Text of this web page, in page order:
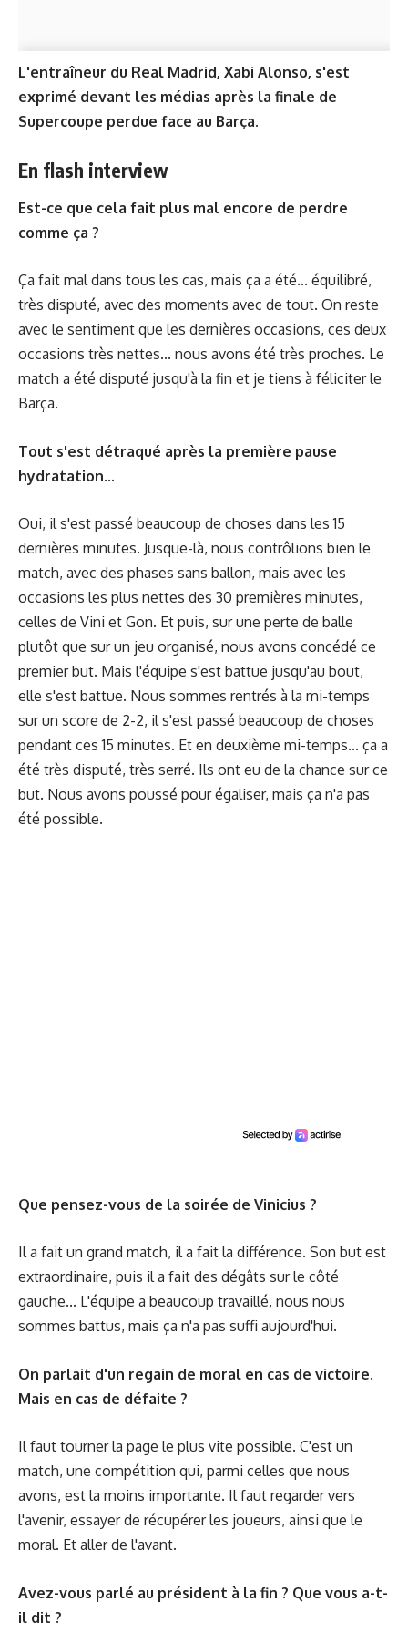
L'entraîneur du Real Madrid, Xabi Alonso, s'est
exprimé devant les médias après la finale de
Supercoupe perdue face au Barça.
En flash interview
Est-ce que cela fait plus mal encore de perdre
comme ça ?
Ça fait mal dans tous les cas, mais ça a été... équilibré,
très disputé, avec des moments avec de tout. On reste
avec le sentiment que les dernières occasions, ces deux
occasions très nettes... nous avons été très proches. Le
match a été disputé jusqu'à la fin et je tiens à féliciter le
Barça.
Tout s'est détraqué après la première pause
hydratation...
Oui, il s'est passé beaucoup de choses dans les 15
dernières minutes. Jusque-là, nous contrôlions bien le
match, avec des phases sans ballon, mais avec les
occasions les plus nettes des 30 premières minutes,
celles de Vini et Gon. Et puis, sur une perte de balle
plutôt que sur un jeu organisé, nous avons concédé ce
premier but. Mais l'équipe s'est battue jusqu'au bout,
elle s'est battue. Nous sommes rentrés à la mi-temps
sur un score de 2-2, il s'est passé beaucoup de choses
pendant ces 15 minutes. Et en deuxième mi-temps... ça a
été très disputé, très serré. Ils ont eu de la chance sur ce
but. Nous avons poussé pour égaliser, mais ça n'a pas
été possible.
Que pensez-vous de la soirée de Vinicius ?
Il a fait un grand match, il a fait la différence. Son but est
extraordinaire, puis il a fait des dégâts sur le côté
gauche... L'équipe a beaucoup travaillé, nous nous
sommes battus, mais ça n'a pas suffi aujourd'hui.
On parlait d'un regain de moral en cas de victoire.
Mais en cas de défaite ?
Il faut tourner la page le plus vite possible. C'est un
match, une compétition qui, parmi celles que nous
avons, est la moins importante. Il faut regarder vers
l'avenir, essayer de récupérer les joueurs, ainsi que le
moral. Et aller de l'avant.
Avez-vous parlé au président à la fin ? Que vous a-t-
il dit ?